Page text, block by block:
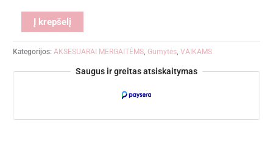
Į krepšelį
Kategorijos:AKSESUARAI MERGAITĖMS, Gumytės,VAIKAMS
Saugus ir greitas atsiskaitymas